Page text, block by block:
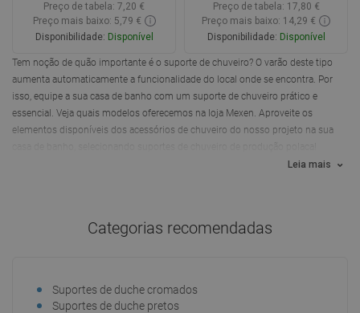
Preço de tabela: 7,20 €
Preço mais baixo: 5,79 €
Disponibilidade: Disponível
Adicionar
favorite_border Favoritos
Comparar
Preço de tabela: 17,80 €
Preço mais baixo: 14,29 €
Disponibilidade: Disponível
Adicionar
favorite_border Favoritos
Comparar
Tem noção de quão importante é o suporte de chuveiro? O varão deste tipo
aumenta automaticamente a funcionalidade do local onde se encontra. Por
isso, equipe a sua casa de banho com um suporte de chuveiro prático e
essencial. Veja quais modelos oferecemos na loja Mexen. Aproveite os
elementos disponíveis dos acessórios de chuveiro do nosso projeto na sua
Leia mais
Categorias recomendadas
Suportes de duche cromados
Suportes de duche pretos